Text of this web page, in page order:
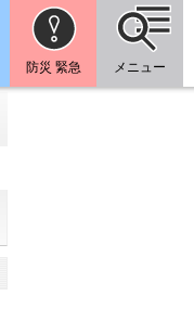
防災 緊急 メニュー